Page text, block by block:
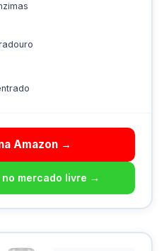
Amazon →
mercado livre →